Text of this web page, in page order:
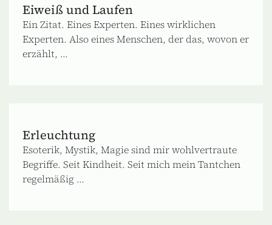
Eiweiß und Laufen
Ein Zitat. Eines Experten. Eines wirklichen
Experten. Also eines Menschen, der das, wovon er
erzählt, ...
Erleuchtung
Esoterik, Mystik, Magie sind mir wohlvertraute
Begriffe. Seit Kindheit. Seit mich mein Tantchen
regelmäßig ...